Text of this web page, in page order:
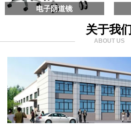
电子阴道镜
关于我们
ABOUT US